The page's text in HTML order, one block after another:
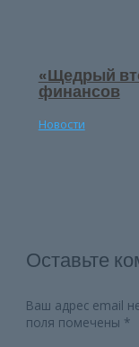
«Щедрый
финансов
Новости
Оставьте
Ваш адрес email
поля помечены *